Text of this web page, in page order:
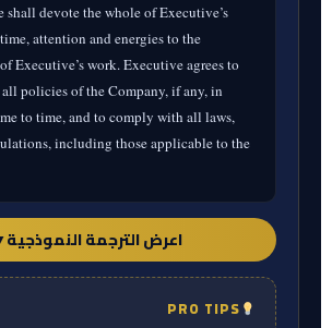
shall devote the whole of Executive’s
attention and energies to the
Executive’s work. Executive agrees to
policies of the Company, if any, in
to time, and to comply with all laws,
including those applicable to the
اعرض الترجمة النموذجية
ورقة المترجم — الترجمة النموذجية
PRO TIPS